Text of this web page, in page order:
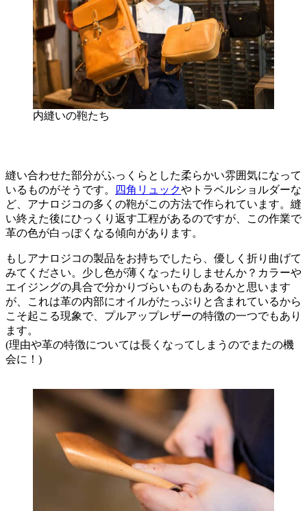
内縫いの鞄たち
縫い合わせた部分がふっくらとした柔らかい雰囲気になって
いるものがそうです。
四角リュックやトラベルショルダーな
ど、アナロジコの多くの鞄がこの方法で作られています。縫
い終えた後にひっくり返す工程があるのですが、この作業で
革の色が白っぽくなる傾向があります。
もしアナロジコの製品をお持ちでしたら、優しく折り曲げて
みてください。少し色が薄くなったりしませんか？カラーや
エイジングの具合で分かりづらいものもあるかと思います
が、これは革の内部にオイルがたっぷりと含まれているから
こそ起こる現象で、プルアップレザーの特徴の一つでもあり
ます。
(理由や革の特徴については長くなってしまうのでまたの機
会に！)